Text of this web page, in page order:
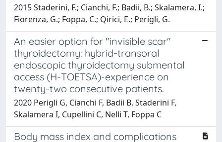
2015 Staderini, F.; Cianchi, F.; Badii, B.; Skalamera, I.;
Fiorenza, G.; Foppa, C.; Qirici, E.; Perigli, G.
An easier option for "invisible scar"
thyroidectomy: hybrid-transoral
endoscopic thyroidectomy submental
access (H-TOETSA)-experience on
twenty-two consecutive patients.
2020 Perigli G, Cianchi F, Badii B, Staderini F,
Skalamera I, Cupellini C, Nelli T, Foppa C
Body mass index and complications